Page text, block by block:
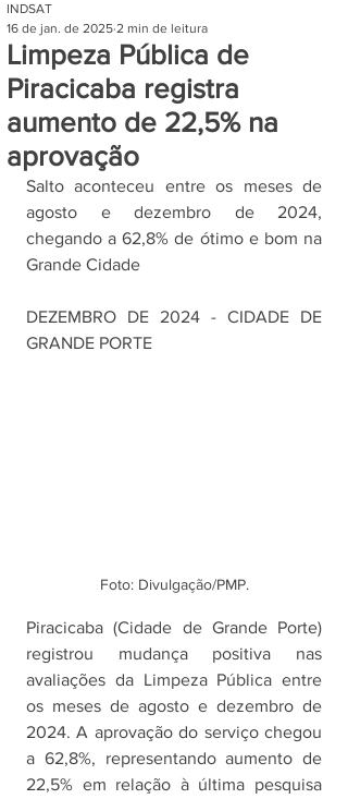
Limpeza Pública de
Piracicaba registra
aumento de 22,5% na
aprovação
INDSAT
16 de jan. de 2025 2 min de leitura
Salto aconteceu entre os meses de
agosto e dezembro de 2024,
chegando a 62,8% de ótimo e bom na
Grande Cidade
DEZEMBRO DE 2024 - CIDADE DE
GRANDE PORTE
Foto: Divulgação/PMP.
Piracicaba (Cidade de Grande Porte)
registrou mudança positiva nas
avaliações da Limpeza Pública entre
os meses de agosto e dezembro de
2024. A aprovação do serviço chegou
a 62,8%, representando aumento de
22,5% em relação à última pesquisa